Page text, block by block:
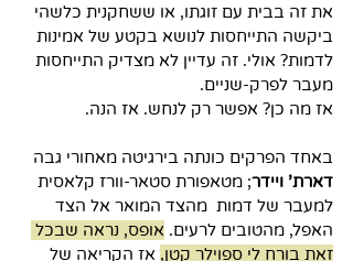
את זה בבית עם זוגתו, או ששחקנית כלשהי
ביקשה התייחסות לנושא בקטע של אמינות
לדמות? אולי. זה עדיין לא מצדיק התייחסות
מעבר לפרק-שניים.
אז מה כן? אפשר רק לנחש. אז הנה.
באחד הפרקים כונתה בירגיטה מאחורי גבה
דארת' ויידר; מטאפורת סטאר-וורז קלאסית
למעבר של דמות  מהצד המואר אל הצד
האפל, מהטובים לרעים. אופס, נראה שבכל
זאת בורח לי ספוילר קטן, אז הקריאה של